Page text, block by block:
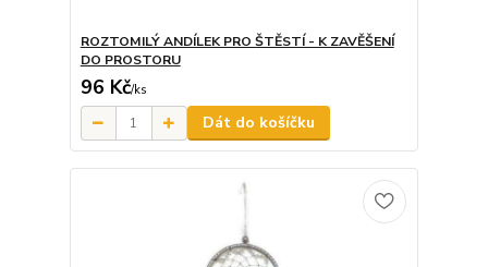
ROZTOMILÝ ANDÍLEK PRO ŠTĚSTÍ - K ZAVĚŠENÍ
DO PROSTORU
96 Kč/ks
Dát do košíčku